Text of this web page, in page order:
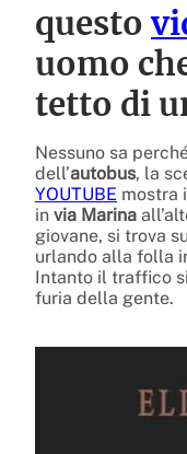
questo
uomo
tetto di
Nessuno sa
dell’autobus, la
YOUTUBE mostra
in via Marina
giovane, si trova
urlando alla folla
Intanto il traffico
furia della gente.